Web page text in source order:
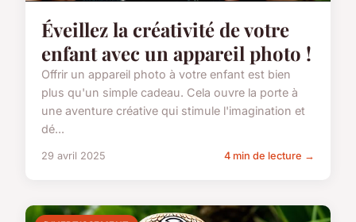
Éveillez la créativité de votre
enfant avec un appareil photo !
Offrir un appareil photo à votre enfant est bien
plus qu'un simple cadeau. Cela ouvre la porte à
une aventure créative qui stimule l'imagination et
dé...
29 avril 2025 4 min de lecture →